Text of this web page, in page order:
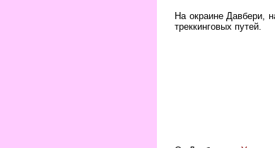
На окраине Давбери,
треккинговых путей.